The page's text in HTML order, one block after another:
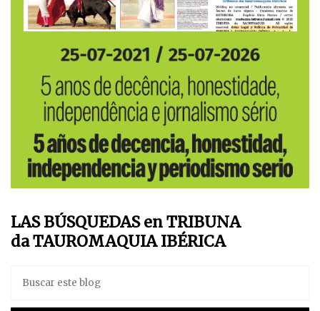
LAS BÚSQUEDAS en TRIBUNA
da TAUROMAQUIA IBÉRICA